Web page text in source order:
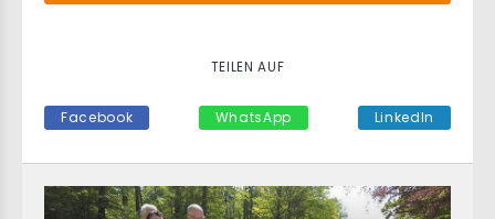
TEILEN AUF
Facebook WhatsApp LinkedIn